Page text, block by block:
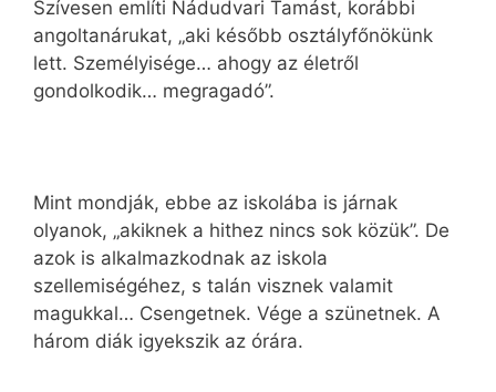
Szívesen említi Nádudvari Tamást, korábbi
angoltanárukat, „aki később osztályfőnökünk
lett. Személyisége… ahogy az életről
gondolkodik… megragadó”.
Mint mondják, ebbe az iskolába is járnak
olyanok, „akiknek a hithez nincs sok közük”. De
azok is alkalmazkodnak az iskola
szellemiségéhez, s talán visznek valamit
magukkal… Csengetnek. Vége a szünetnek. A
három diák igyekszik az órára.